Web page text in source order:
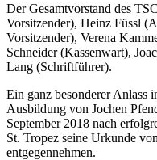
Der Gesamtvorstand des
Vorsitzender), Heinz Füssl
Vorsitzender), Verena
Schneider (Kassenwart),
Lang (Schriftführer).
Ein ganz besonderer Anlass
Ausbildung von Jochen
September 2018 nach
St. Tropez seine Urkunde
entgegennehmen.